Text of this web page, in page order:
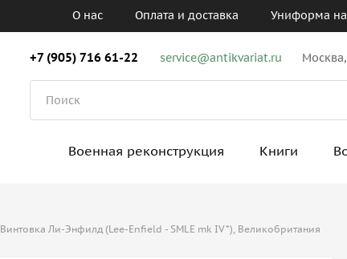
О нас Оплата и доставка Униформа на
+7 (905) 716 61-22 service@antikvariat.ru
Военная реконструкция Книги
Винтовка Ли-Энфилд (Lee-Enfield - SMLE mk IV*), Великобритания